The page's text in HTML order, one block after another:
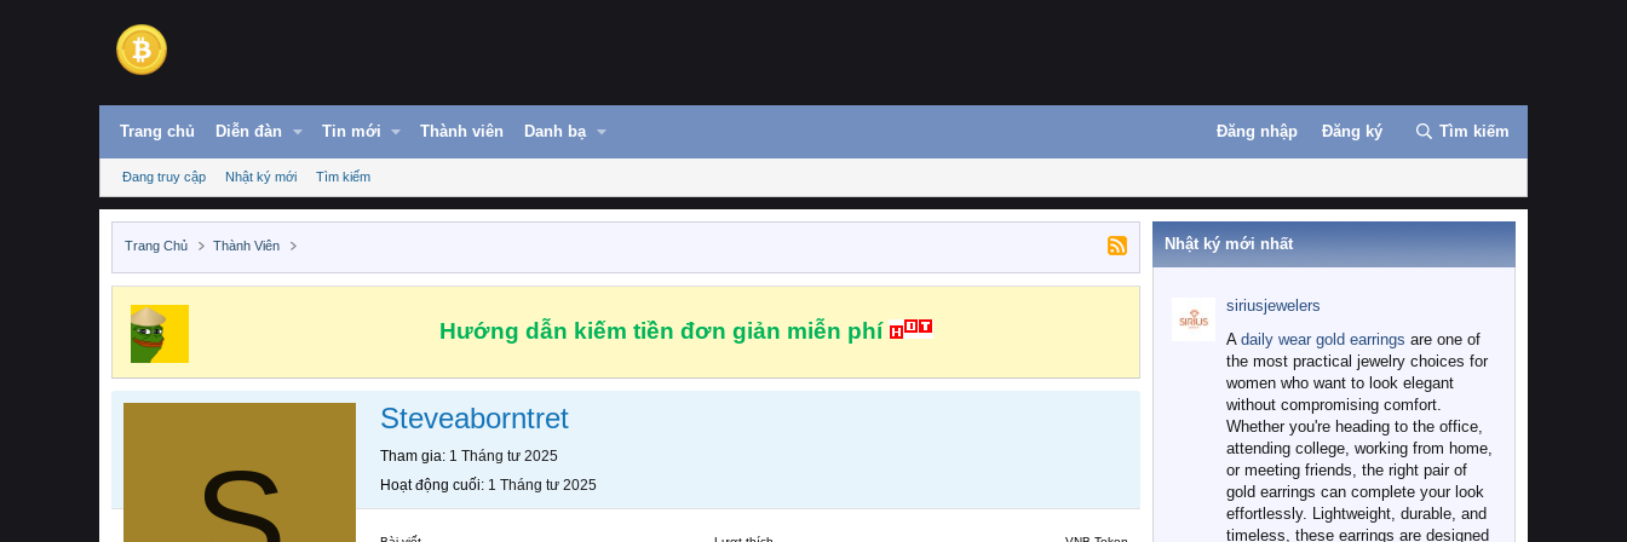
Trang chủ Diễn đàn Tin mới Thành viên Danh bạ Đăng nhập Đăng ký Tìm kiếm
Đang truy cập Nhật ký mới Tìm kiếm
Trang Chủ Thành Viên
Hướng dẫn kiếm tiền đơn giản miễn phí
Steveaborntret
Tham gia 1 Tháng tư 2025
Hoạt động cuối 1 Tháng tư 2025
Nhật ký mới nhất
siriusjewelers
A daily wear gold earrings are one of
the most practical jewelry choices for
women who want to look elegant
without compromising comfort.
Whether you're heading to the office,
attending college, working from home,
or meeting friends, the right pair of
gold earrings can complete your look
effortlessly. Lightweight, durable, and
timeless, these earrings are designed